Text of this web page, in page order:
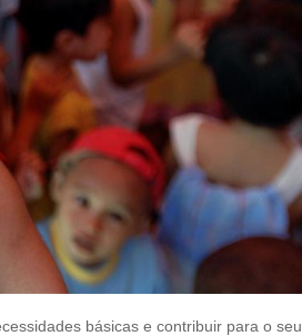
básicas e contribuir para o seu